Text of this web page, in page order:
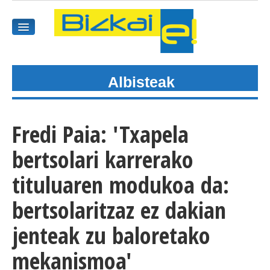
GAIAK
AGENDEA
KOMUNITATEA
ALBISTE GUZTIAK
BIDEOAK
Albisteak
Fredi Paia: 'Txapela
bertsolari karrerako
tituluaren modukoa da:
bertsolaritzaz ez dakian
jenteak zu baloretako
mekanismoa'